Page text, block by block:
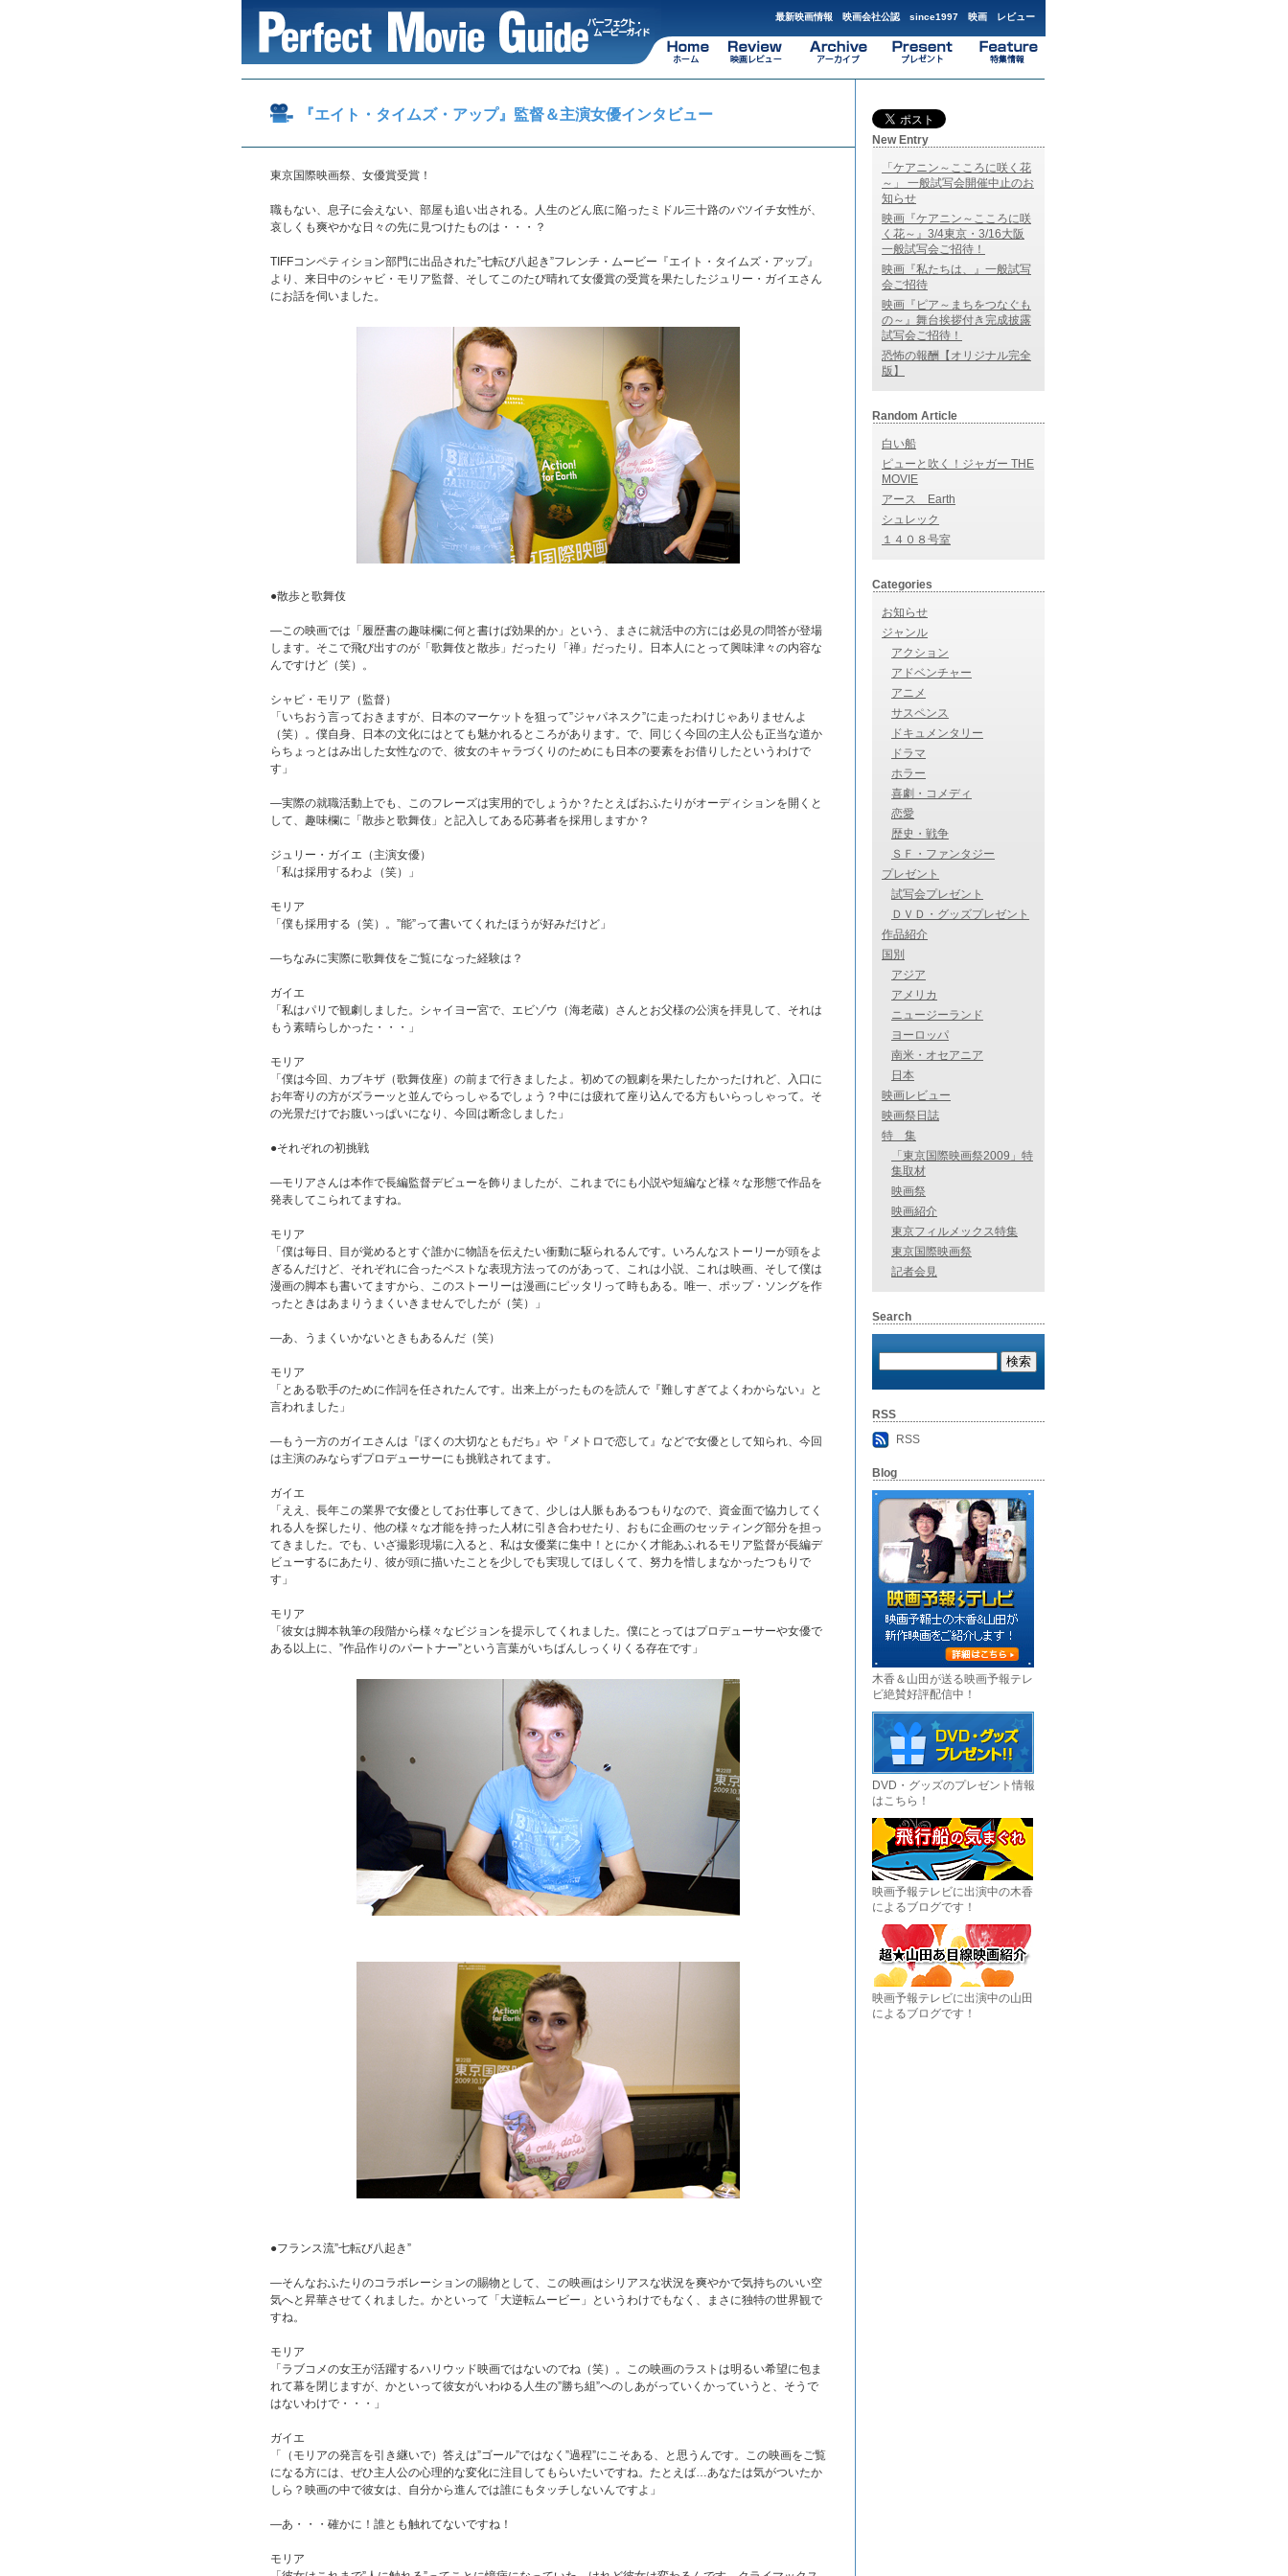
最新映画情報 映画会社公認 since1997 映画 レビュー
『エイト・タイムズ・アップ』監督＆主演女優インタビュー
東京国際映画祭、女優賞受賞！
職もない、息子に会えない、部屋も追い出される。人生のどん底に陥ったミドル三十路のバツイチ女性が、
哀しくも爽やかな日々の先に見つけたものは・・・？
TIFFコンペティション部門に出品された”七転び八起き”フレンチ・ムービー『エイト・タイムズ・アップ』
より、来日中のシャビ・モリア監督、そしてこのたび晴れて女優賞の受賞を果たしたジュリー・ガイエさん
にお話を伺いました。
●散歩と歌舞伎
―この映画では「履歴書の趣味欄に何と書けば効果的か」という、まさに就活中の方には必見の問答が登場
します。そこで飛び出すのが「歌舞伎と散歩」だったり「禅」だったり。日本人にとって興味津々の内容な
んですけど（笑）。
シャビ・モリア（監督）
「いちおう言っておきますが、日本のマーケットを狙って”ジャパネスク”に走ったわけじゃありませんよ
（笑）。僕自身、日本の文化にはとても魅かれるところがあります。で、同じく今回の主人公も正当な道か
らちょっとはみ出した女性なので、彼女のキャラづくりのためにも日本の要素をお借りしたというわけで
す」
―実際の就職活動上でも、このフレーズは実用的でしょうか？たとえばおふたりがオーディションを開くと
して、趣味欄に「散歩と歌舞伎」と記入してある応募者を採用しますか？
ジュリー・ガイエ（主演女優）
「私は採用するわよ（笑）」
モリア
「僕も採用する（笑）。”能”って書いてくれたほうが好みだけど」
―ちなみに実際に歌舞伎をご覧になった経験は？
ガイエ
「私はパリで観劇しました。シャイヨー宮で、エビゾウ（海老蔵）さんとお父様の公演を拝見して、それは
もう素晴らしかった・・・」
モリア
「僕は今回、カブキザ（歌舞伎座）の前まで行きましたよ。初めての観劇を果たしたかったけれど、入口に
お年寄りの方がズラーッと並んでらっしゃるでしょう？中には疲れて座り込んでる方もいらっしゃって。そ
の光景だけでお腹いっぱいになり、今回は断念しました」
●それぞれの初挑戦
―モリアさんは本作で長編監督デビューを飾りましたが、これまでにも小説や短編など様々な形態で作品を
発表してこられてますね。
モリア
「僕は毎日、目が覚めるとすぐ誰かに物語を伝えたい衝動に駆られるんです。いろんなストーリーが頭をよ
ぎるんだけど、それぞれに合ったベストな表現方法ってのがあって、これは小説、これは映画、そして僕は
漫画の脚本も書いてますから、このストーリーは漫画にピッタリって時もある。唯一、ポップ・ソングを作
ったときはあまりうまくいきませんでしたが（笑）」
―あ、うまくいかないときもあるんだ（笑）
モリア
「とある歌手のために作詞を任されたんです。出来上がったものを読んで『難しすぎてよくわからない』と
言われました」
―もう一方のガイエさんは『ぼくの大切なともだち』や『メトロで恋して』などで女優として知られ、今回
は主演のみならずプロデューサーにも挑戦されてます。
ガイエ
「ええ、長年この業界で女優としてお仕事してきて、少しは人脈もあるつもりなので、資金面で協力してく
れる人を探したり、他の様々な才能を持った人材に引き合わせたり、おもに企画のセッティング部分を担っ
てきました。でも、いざ撮影現場に入ると、私は女優業に集中！とにかく才能あふれるモリア監督が長編デ
ビューするにあたり、彼が頭に描いたことを少しでも実現してほしくて、努力を惜しまなかったつもりで
す」
モリア
「彼女は脚本執筆の段階から様々なビジョンを提示してくれました。僕にとってはプロデューサーや女優で
ある以上に、”作品作りのパートナー”という言葉がいちばんしっくりくる存在です」
●フランス流”七転び八起き”
―そんなおふたりのコラボレーションの賜物として、この映画はシリアスな状況を爽やかで気持ちのいい空
気へと昇華させてくれました。かといって「大逆転ムービー」というわけでもなく、まさに独特の世界観で
すね。
モリア
「ラブコメの女王が活躍するハリウッド映画ではないのでね（笑）。この映画のラストは明るい希望に包ま
れて幕を閉じますが、かといって彼女がいわゆる人生の”勝ち組”へのしあがっていくかっていうと、そうで
はないわけで・・・」
ガイエ
「（モリアの発言を引き継いで）答えは”ゴール”ではなく”過程”にこそある、と思うんです。この映画をご覧
になる方には、ぜひ主人公の心理的な変化に注目してもらいたいですね。たとえば…あなたは気がついたか
しら？映画の中で彼女は、自分から進んでは誰にもタッチしないんですよ」
―あ・・・確かに！誰とも触れてないですね！
モリア
New Entry
「ケアニン～こころに咲く花
～」 一般試写会開催中止のお
知らせ
映画『ケアニン～こころに咲
く花～』3/4東京・3/16大阪
一般試写会ご招待！
映画『私たちは、』一般試写
会ご招待
映画『ピア～まちをつなぐも
の～』舞台挨拶付き完成披露
試写会ご招待！
恐怖の報酬【オリジナル完全
版】
Random Article
白い船
ピューと吹く！ジャガー THE
MOVIE
アース Earth
シュレック
１４０８号室
Categories
お知らせ
ジャンル
アクション
アドベンチャー
アニメ
サスペンス
ドキュメンタリー
ドラマ
ホラー
喜劇・コメディ
恋愛
歴史・戦争
ＳＦ・ファンタジー
プレゼント
試写会プレゼント
ＤＶＤ・グッズプレゼント
作品紹介
国別
アジア
アメリカ
ニュージーランド
ヨーロッパ
南米・オセアニア
日本
映画レビュー
映画祭日誌
特 集
「東京国際映画祭2009」特
集取材
映画祭
映画紹介
東京フィルメックス特集
東京国際映画祭
記者会見
Search
RSS
RSS
Blog
木香＆山田が送る映画予報テレ
ビ絶賛好評配信中！
DVD・グッズのプレゼント情報
はこちら！
映画予報テレビに出演中の木香
によるブログです！
映画予報テレビに出演中の山田
によるブログです！